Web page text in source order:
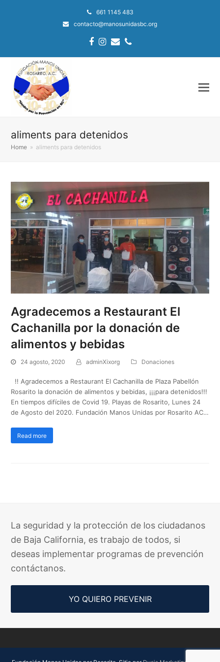
661 1145 483
contacto@manosunidasbc.org
Facebook
Instagram
EmailPhone
aliments para detenidos
Home » aliments para detenidos
Agradecemos a Restaurant El
Cachanilla por la donación de
alimentos y bebidas
24 agosto, 2020 adminXixorg Donaciones
!! Agradecemos a Restaurant El Cachanilla de Plaza Pabellón
Rosarito la donación de alimentos y bebidas, ¡¡¡para detenidos!!!
En tiempos difíciles de Covid 19. Playas de Rosarito, Lunes 24
de Agosto del 2020. Fundación Manos Unidas por Rosarito AC…
Read more
La seguridad y la protección de los ciudadanos
de Baja California, es trabajo de todos, si
deseas implementar programas de prevención
contáctanos.
YO QUIERO PREVENIR